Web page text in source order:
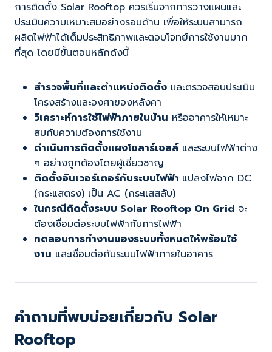
การติดตั้ง Solar Rooftop ควรเริ่มจากการวางแผนและ
ประเมินความเหมาะสมอย่างรอบด้าน เพื่อให้ระบบสามารถ
ผลิตไฟฟ้าได้เต็มประสิทธิภาพและตอบโจทย์การใช้งานมาก
ที่สุด โดยมีขั้นตอนหลักดังนี้
สำรวจพื้นที่และตำแหน่งติดตั้ง และตรวจสอบประเมิน
โครงสร้างและองศาของหลังคา
วิเคราะห์การใช้ไฟฟ้าภายในบ้าน หรืออาคารให้เหมาะ
สมกับความต้องการใช้งาน
ดำเนินการติดตั้งแผงโซลาร์เซลล์และระบบไฟฟ้าต่าง
ๆ อย่างถูกต้องโดยผู้เชี่ยวชาญ
ติดตั้งอินเวอร์เตอร์กับระบบไฟฟ้า แปลงไฟจาก DC
(กระแสตรง) เป็น AC (กระแสสลับ)
ในกรณีติดตั้งระบบ Solar Rooftop On Grid จะ
ต้องเชื่อมต่อระบบไฟฟ้ากับการไฟฟ้า
ทดสอบการทำงานของระบบทั้งหมดให้พร้อมใช้
งาน และเชื่อมต่อกับระบบไฟฟ้าภายในอาคาร
คำถามที่พบบ่อยเกี่ยวกับ Solar
Rooftop